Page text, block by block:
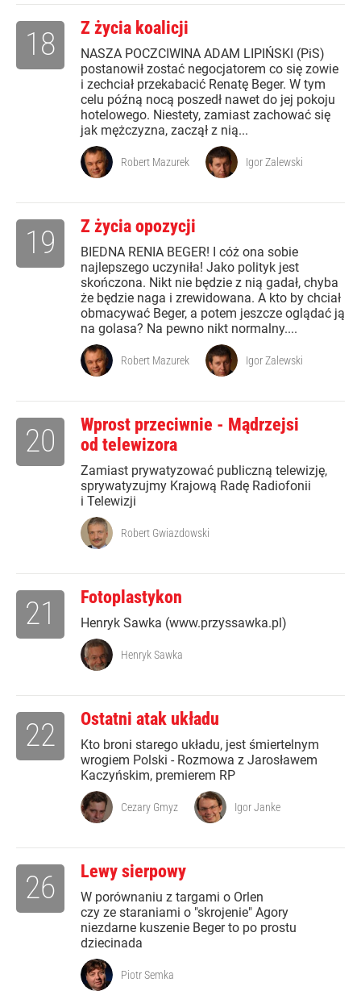
Z życia koalicji
NASZA POCZCIWINA ADAM LIPIŃSKI (PiS)
postanowił zostać negocjatorem co się zowie
i zechciał przekabacić Renatę Beger. W tym
celu późną nocą poszedł nawet do jej pokoju
hotelowego. Niestety, zamiast zachować się
jak mężczyzna, zaczął z nią...
18
Robert Mazurek Igor Zalewski
Z życia opozycji
BIEDNA RENIA BEGER! I cóż ona sobie
najlepszego uczyniła! Jako polityk jest
skończona. Nikt nie będzie z nią gadał, chyba
że będzie naga i zrewidowana. A kto by chciał
obmacywać Beger, a potem jeszcze oglądać ją
na golasa? Na pewno nikt normalny....
19
Robert Mazurek Igor Zalewski
Wprost przeciwnie - Mądrzejsi
od telewizora
Zamiast prywatyzować publiczną telewizję,
sprywatyzujmy Krajową Radę Radiofonii
i Telewizji
20
Robert Gwiazdowski
Fotoplastykon
Henryk Sawka (www.przyssawka.pl)
21
Henryk Sawka
Ostatni atak układu
Kto broni starego układu, jest śmiertelnym
wrogiem Polski - Rozmowa z Jarosławem
Kaczyńskim, premierem RP
22
Cezary Gmyz Igor Janke
Lewy sierpowy
W porównaniu z targami o Orlen
czy ze staraniami o "skrojenie" Agory
niezdarne kuszenie Beger to po prostu
dziecinada
26
Piotr Semka